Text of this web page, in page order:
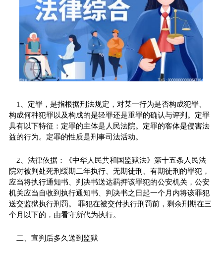
1、定罪，是指根据刑法规定，对某一行为是否构成犯罪、
构成何种犯罪以及构成的是轻罪还是重罪的确认与评判。定罪
具有以下特征：定罪的主体是人民法院。定罪的客体是侵害法
益的行为。定罪的性质是刑事司法活动。
2、法律依据：《中华人民共和国监狱法》第十五条人民法
院对被判处死刑缓期二年执行、无期徒刑、有期徒刑的罪犯，
应当将执行通知书、判决书送达羁押该罪犯的公安机关，公安
机关应当自收到执行通知书、判决书之日起一个月内将该罪犯
送交监狱执行刑罚。 罪犯在被交付执行刑罚前，剩余刑期在三
个月以下的，由看守所代为执行。
二、宣判后多久送到监狱